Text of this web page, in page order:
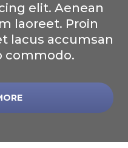
elit. Aenean
laoreet. Proin
lacus accumsan
commodo.